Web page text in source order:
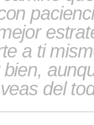
a ti
del